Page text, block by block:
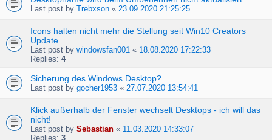
Last post by Trebxson « 23.09.2020 21:25:25
Icons halten nicht mehr die Stellung seit Win10 Creators
Update
Last post by windowsfan001 « 18.08.2020 17:22:33
Replies: 4
Sicherung des Windows Desktop?
Last post by gocher1953 « 27.07.2020 13:54:41
Klick außerhalb der Fenster wechselt Desktops - ich will das
nicht!
Last post by Sebastian « 11.03.2020 14:33:07
Replies: 3